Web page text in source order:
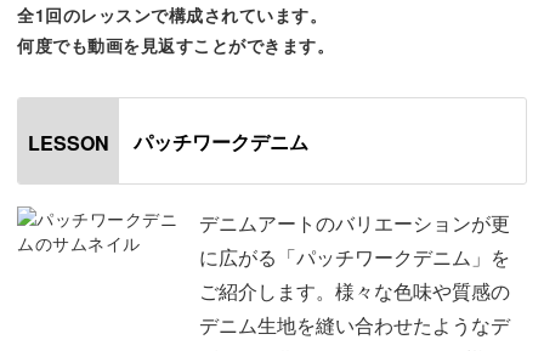
縫い合わせて一つのデニムを作ったデニムのことを指しま
色々な種類のデニムを合わせることで、デニム単体では出
デニムよりもややカジュアルな印象のパッチワークデニム
は様々なファッションと相性抜群です。
今回のレッスンではそのようなパッチワークデニムをその
全1回のレッスンで構成されています。
何度でも動画を見返すことができます。
LESSON パッチワークデニム
デニムアートのバリエーションが更
に広がる「パッチワークデニム」を
ご紹介します。様々な色味や質感の
デニム生地を縫い合わせたようなデ